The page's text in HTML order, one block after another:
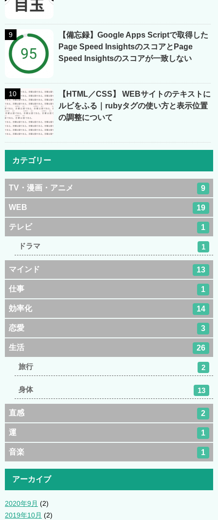
【備忘録】Google Apps Scriptで取得した
Page Speed InsightsのスコアとPage
Speed Insightsのスコアが一致しない
【HTML／CSS】 WEBサイトのテキストに
ルビをふる｜rubyタグの使い方と表示位置
の調整について
カテゴリー
TV・漫画・アニメ 9
WEB 19
テレビ 1
ドラマ 1
マインド 13
仕事 1
効率化 14
恋愛 3
生活 26
旅行 2
身体 13
直感 2
運 1
音楽 1
アーカイブ
2020年9月 (2)
2019年10月 (2)